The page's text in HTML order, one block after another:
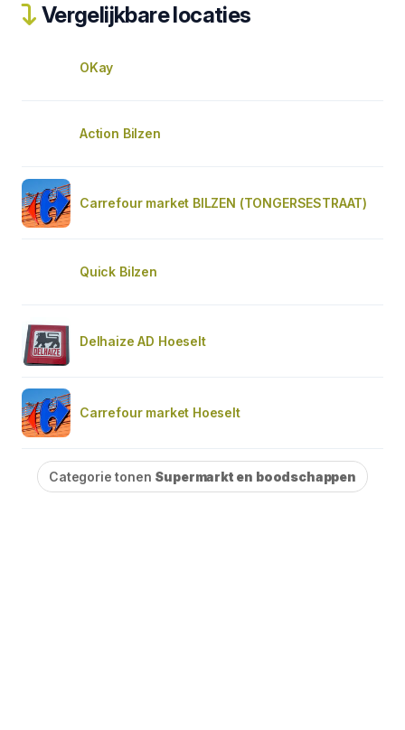
Vergelijkbare locaties
OKay
Action Bilzen
Carrefour market BILZEN (TONGERSESTRAAT)
Quick Bilzen
Delhaize AD Hoeselt
Carrefour market Hoeselt
Categorie tonen Supermarkt en boodschappen